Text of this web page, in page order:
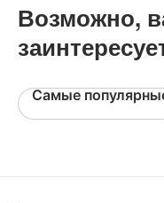
Возможно,
Самые